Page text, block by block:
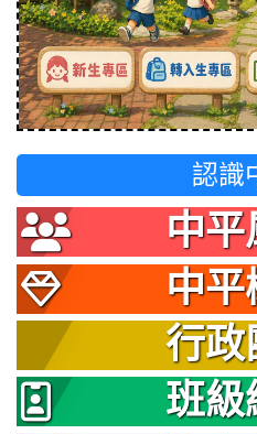
認識
中平
中平
行政
班級